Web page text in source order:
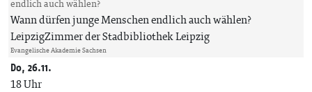
endlich auch wählen?
Wann dürfen junge Menschen endlich auch wählen?
LeipzigZimmer der Stadbibliothek Leipzig
Evangelische Akademie Sachsen
Do, 26.11.
18 Uhr